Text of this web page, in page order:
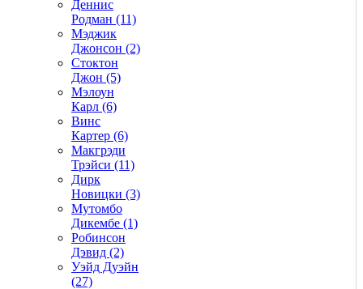
Деннис
Родман (11)
Мэджик
Джонсон (2)
Стоктон
Джон (5)
Мэлоун
Карл (6)
Винс
Картер (6)
Макгрэди
Трэйси (11)
Дирк
Новицки (3)
Мутомбо
Дикембе (1)
Робинсон
Дэвид (2)
Уэйд Дуэйн
(27)